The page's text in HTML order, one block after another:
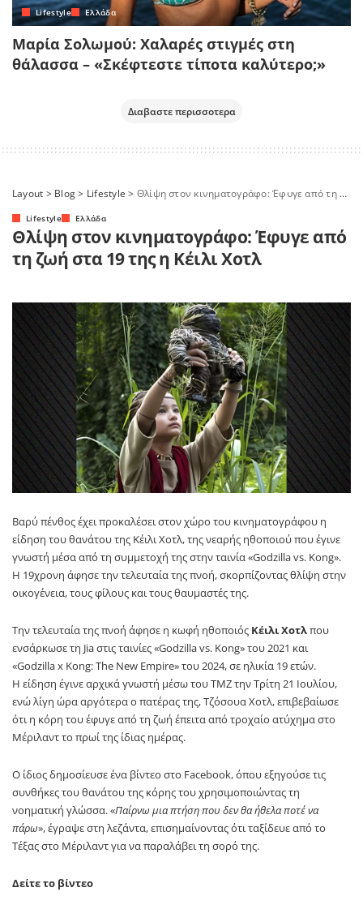
Lifestyle Ελλάδα
Μαρία Σολωμού: Χαλαρές στιγμές στη
θάλασσα – «Σκέφτεστε τίποτα καλύτερο;»
Διαβαστε περισσοτερα
Layout > Blog> Lifestyle > Θλίψη στον κινηματογράφο: Έφυγε από τη ζωή στα 19 της η Κέιλι Χοτλ
Lifestyle Ελλάδα
Θλίψη στον κινηματογράφο: Έφυγε από
τη ζωή στα 19 της η Κέιλι Χοτλ
Βαρύ πένθος έχει προκαλέσει στον χώρο του κινηματογράφου η
είδηση του θανάτου της Κέιλι Χοτλ, της νεαρής ηθοποιού που έγινε
γνωστή μέσα από τη συμμετοχή της στην ταινία «Godzilla vs. Kong».
Η 19χρονη άφησε την τελευταία της πνοή, σκορπίζοντας θλίψη στην
οικογένεια, τους φίλους και τους θαυμαστές της.
Την τελευταία της πνοή άφησε η κωφή ηθοποιός Κέιλι Χοτλπου
ενσάρκωσε τη Jia στις ταινίες «Godzilla vs. Kong» του 2021 και
«Godzilla x Kong: The New Empire» του 2024, σε ηλικία 19 ετών.
Η είδηση έγινε αρχικά γνωστή μέσω του TMZ την Τρίτη 21 Ιουλίου,
ενώ λίγη ώρα αργότερα ο πατέρας της, Τζόσουα Χοτλ, επιβεβαίωσε
ότι η κόρη του έφυγε από τη ζωή έπειτα από τροχαίο ατύχημα στο
Μέριλαντ το πρωί της ίδιας ημέρας.
Ο ίδιος δημοσίευσε ένα βίντεο στο Facebook, όπου εξηγούσε τις
συνθήκες του θανάτου της κόρης του χρησιμοποιώντας τη
νοηματική γλώσσα. «Παίρνω μια πτήση που δεν θα ήθελα ποτέ να
πάρω», έγραψε στη λεζάντα, επισημαίνοντας ότι ταξίδευε από το
Τέξας στο Μέριλαντ για να παραλάβει τη σορό της.
Δείτε το βίντεο